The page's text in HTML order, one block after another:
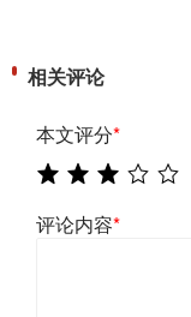
相关评论
本文评分*
评论内容*